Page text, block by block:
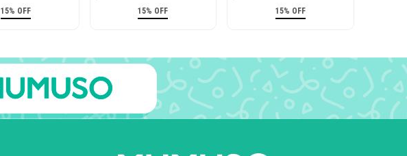
15% OFF 15% OFF 15% OFF